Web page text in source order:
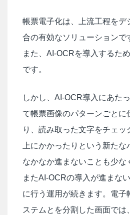
帳票電子化は、上流工程をデ
合の有効なソリューションで
また、AI-OCRを導入するた
です。
しかし、AI-OCR導入にあた
て帳票画像のパターンごとに
り、読み取った文字をチェッ
上にかかったりという新たな
なかなか進まないことも少な
またAI-OCRの導入が進まな
に行う運用が続きます。電子
ステムとを分割した画面では